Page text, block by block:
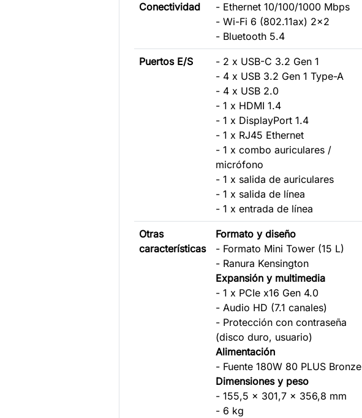
Conectividad
- Ethernet 10/100/1000 Mbps
- Wi-Fi 6 (802.11ax) 2x2
- Bluetooth 5.4
Puertos E/S
- 2 x USB-C 3.2 Gen 1
- 4 x USB 3.2 Gen 1 Type-A
- 4 x USB 2.0
- 1 x HDMI 1.4
- 1 x DisplayPort 1.4
- 1 x RJ45 Ethernet
- 1 x combo auriculares /
micrófono
- 1 x salida de auriculares
- 1 x salida de línea
- 1 x entrada de línea
Otras
características
Formato y diseño
- Formato Mini Tower (15 L)
- Ranura Kensington
Expansión y multimedia
- 1 x PCIe x16 Gen 4.0
- Audio HD (7.1 canales)
- Protección con contraseña
(disco duro, usuario)
Alimentación
- Fuente 180W 80 PLUS Bronze
Dimensiones y peso
- 155,5 x 301,7 x 356,8 mm
- 6 kg